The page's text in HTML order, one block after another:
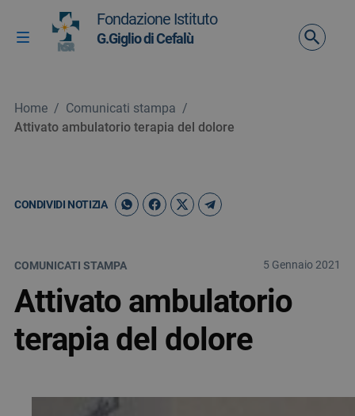
Vai ai contenuti
Vai al menu di navigazione
Vai al footer
Attiva / disattiva la navigazione
Fondazione Istituto
G.Giglio di Cefalù
Home / Comunicati stampa /
Attivato ambulatorio terapia del dolore
CONDIVIDI NOTIZIA
COMUNICATI STAMPA 5 Gennaio 2021
Attivato ambulatorio
terapia del dolore